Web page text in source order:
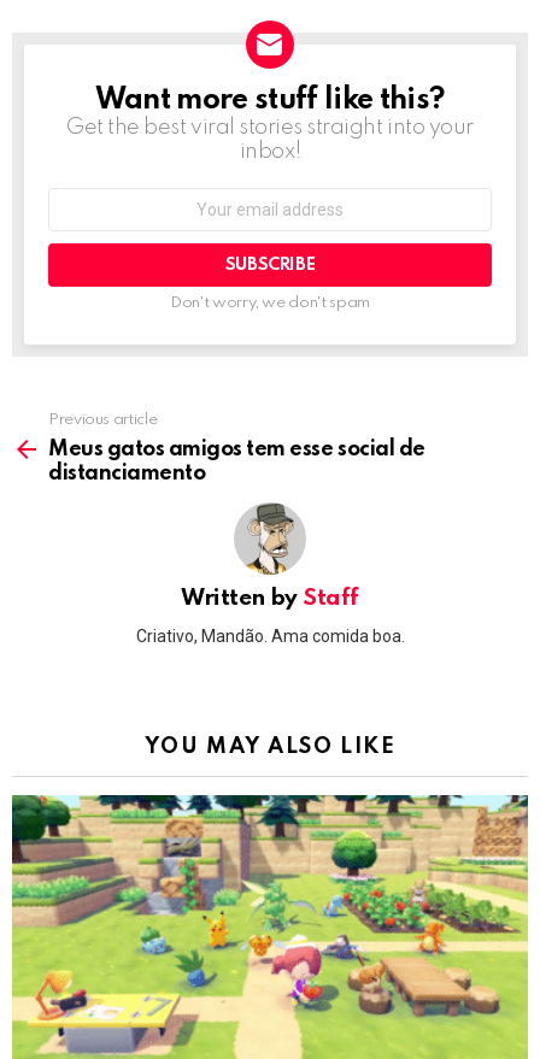
NEWSLETTER
Want more stuff like this?
Get the best viral stories straight into your
inbox!
Don't worry, we don't spam
more
Previous article
Meus gatos amigos tem esse social de
distanciamento
Written by Staff
Criativo, Mandão. Ama comida boa.
YOU MAY ALSO LIKE